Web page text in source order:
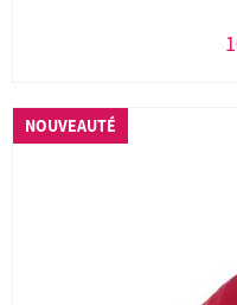
NOUVEAUTÉ